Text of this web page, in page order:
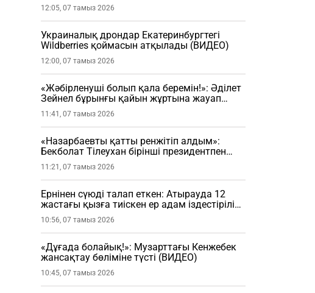
12:05, 07 тамыз 2026
Украиналық дрондар Екатеринбургтегі
Wildberries қоймасын атқылады (ВИДЕО)
12:00, 07 тамыз 2026
«Жәбірленуші болып қала беремін!»: Әділет
Зейнел бұрынғы қайын жұртына жауап
берді
11:41, 07 тамыз 2026
«Назарбаевты қатты ренжітіп алдым»:
Бекболат Тілеухан бірінші президентпен
болған жайтты айтты
11:21, 07 тамыз 2026
Ернінен сүюді талап еткен: Атырауда 12
жастағы қызға тиіскен ер адам іздестіріліп
жатыр
10:56, 07 тамыз 2026
«Дұғада болайық!»: Музарттағы Кенжебек
жансақтау бөліміне түсті (ВИДЕО)
10:45, 07 тамыз 2026